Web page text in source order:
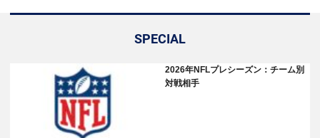
SPECIAL
2026年NFLプレシーズン：チーム別
対戦相手